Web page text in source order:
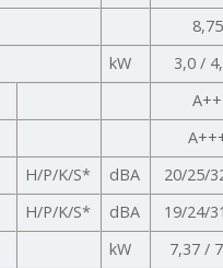
8,75
kW 3,0 /
A++
H/P/K/S* dBA
20/25/
H/P/K/S* dBA 19/24/
kW
7,37 /